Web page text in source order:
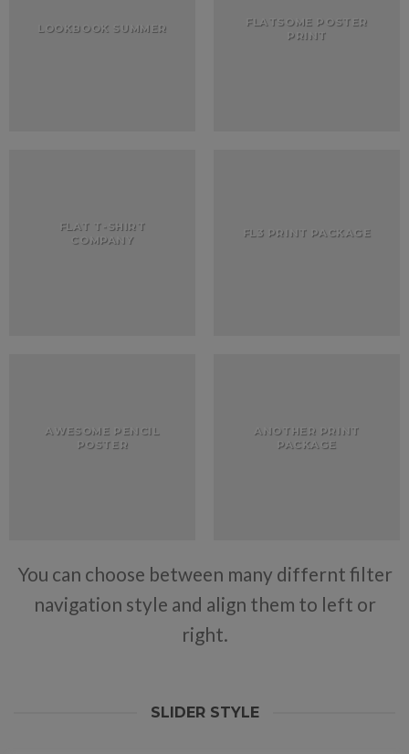
LOOKBOOK SUMMER
FLATSOME POSTER
PRINT
FLAT T-SHIRT
COMPANY
FL3 PRINT PACKAGE
AWESOME PENCIL
POSTER
ANOTHER PRINT
PACKAGE
You can choose between many differnt filter
navigation style and align them to left or
right.
SLIDER STYLE